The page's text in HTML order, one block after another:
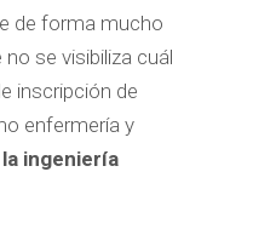
de forma mucho
se visibiliza cuál
inscripción de
enfermería y
ingeniería